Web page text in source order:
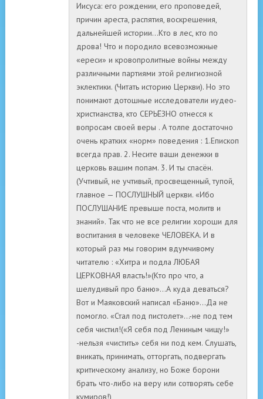
Иисуса: его рождении, его проповедей,
причин ареста, распятия, воскрешения,
дальнейшей истории…Кто в лес, кто по
дрова! Что и породило всевозможные
«ереси» и кровопролитные войны между
различными партиями этой религиозной
эклектики. (Читать историю Церкви). Но это
понимают дотошные исследователи иудео-
христианства, кто СЕРЬЁЗНО отнесся к
вопросам своей веры . А толпе достаточно
очень кратких «норм» поведения : 1.Епископ
всегда прав. 2. Несите ваши денежки в
церковь вашим попам. 3. И ты спасён.
(Учтивый, не учтивый, просвещенный, тупой,
главное — ПОСЛУШНЫЙ церкви. «Ибо
ПОСЛУШАНИЕ превыше поста, молитв и
знаний». Так что не все религии хороши для
воспитания в человеке ЧЕЛОВЕКА. И в
который раз мы говорим вдумчивому
читателю : «Хитра и подла ЛЮБАЯ
ЦЕРКОВНАЯ власть!»(Кто про что, а
шелудивый про баню»…А куда деваться?
Вот и Маяковский написал «Баню»…Да не
помогло. «Стал под пистолет»…-не под тем
себя чистил!(«Я себя под Лениным чищу!»
-нельзя «чистить» себя ни под кем. Слушать,
вникать, принимать, отторгать, подвергать
критическому анализу, но Боже борони
брать что-либо на веру или сотворять себе
кумиров!)